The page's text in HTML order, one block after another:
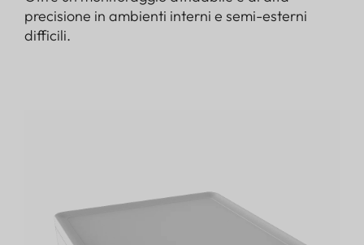
precisione in ambienti interni e semi-esterni
difficili.